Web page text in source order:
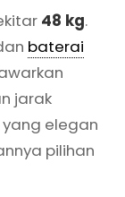
48 kg.
baterai
jarak
yang elegan
pilihan